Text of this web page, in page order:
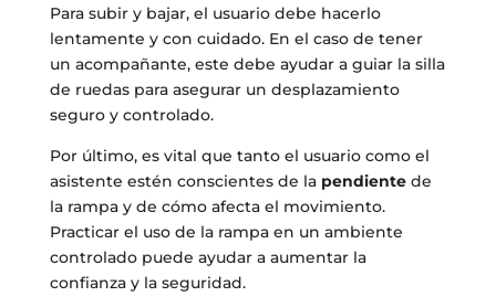
Para subir y bajar, el usuario debe hacerlo
lentamente y con cuidado. En el caso de tener
un acompañante, este debe ayudar a guiar la silla
de ruedas para asegurar un desplazamiento
seguro y controlado.
Por último, es vital que tanto el usuario como el
asistente estén conscientes de la pendientede
la rampa y de cómo afecta el movimiento.
Practicar el uso de la rampa en un ambiente
controlado puede ayudar a aumentar la
confianza y la seguridad.